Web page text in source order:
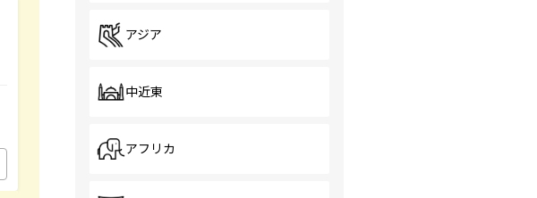
アジア
中近東
アフリカ